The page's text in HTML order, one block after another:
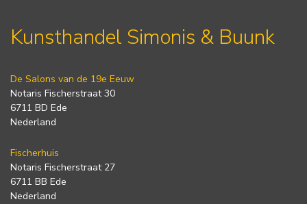
Kunsthandel Simonis & Buunk
De Salons van de 19e Eeuw
Notaris Fischerstraat 30
6711 BD Ede
Nederland
Fischerhuis
Notaris Fischerstraat 27
6711 BB Ede
Nederland